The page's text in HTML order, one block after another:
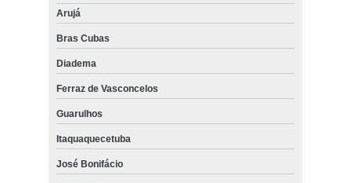
Arujá
Bras Cubas
Diadema
Ferraz de Vasconcelos
Guarulhos
Itaquaquecetuba
José Bonifácio